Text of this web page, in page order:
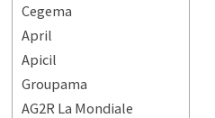
Cegema
April
Apicil
Groupama
AG2R La Mondiale